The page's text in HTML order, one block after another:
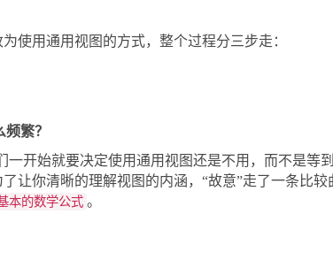
使用通用视图的方式，整个过程分三步走：
繁？
一开始就要决定使用通用视图还是不用，而不是等
让你清晰的理解视图的内涵，“故意”走了一条比较
本的数学公式 。